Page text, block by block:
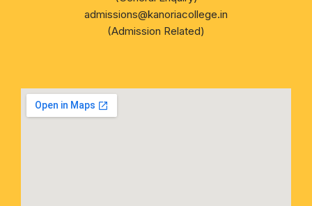
admissions@kanoriacollege.in
(Admission Related)